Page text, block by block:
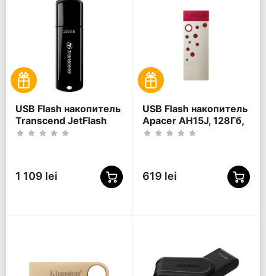
USB Flash накопитель
Transcend JetFlash
700, 256Гб, Чёрный
1 109 lei
USB Flash накопитель
Apacer AH15J, 128Гб,
Красный
619 lei